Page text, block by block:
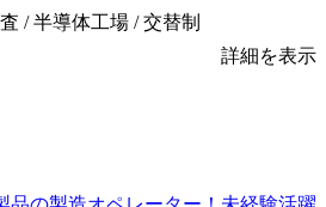
/ 半導体工場 / 交替制
詳細を表示